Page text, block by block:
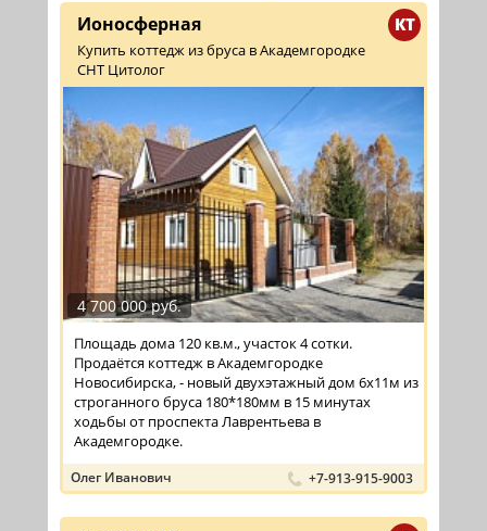
КТ
Ионосферная
Купить коттедж из бруса в Академгородке
СНТ Цитолог
4 700 000 руб.
Площадь дома 120 кв.м., участок 4 сотки.
Продаётся коттедж в Академгородке
Новосибирска, - новый двухэтажный дом 6х11м из
строганного бруса 180*180мм в 15 минутах
ходьбы от проспекта Лаврентьева в
Академгородке.
- ...
Олег Иванович +7-913-915-9003